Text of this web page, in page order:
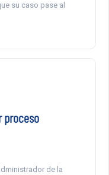
su caso pase al
proceso
de la